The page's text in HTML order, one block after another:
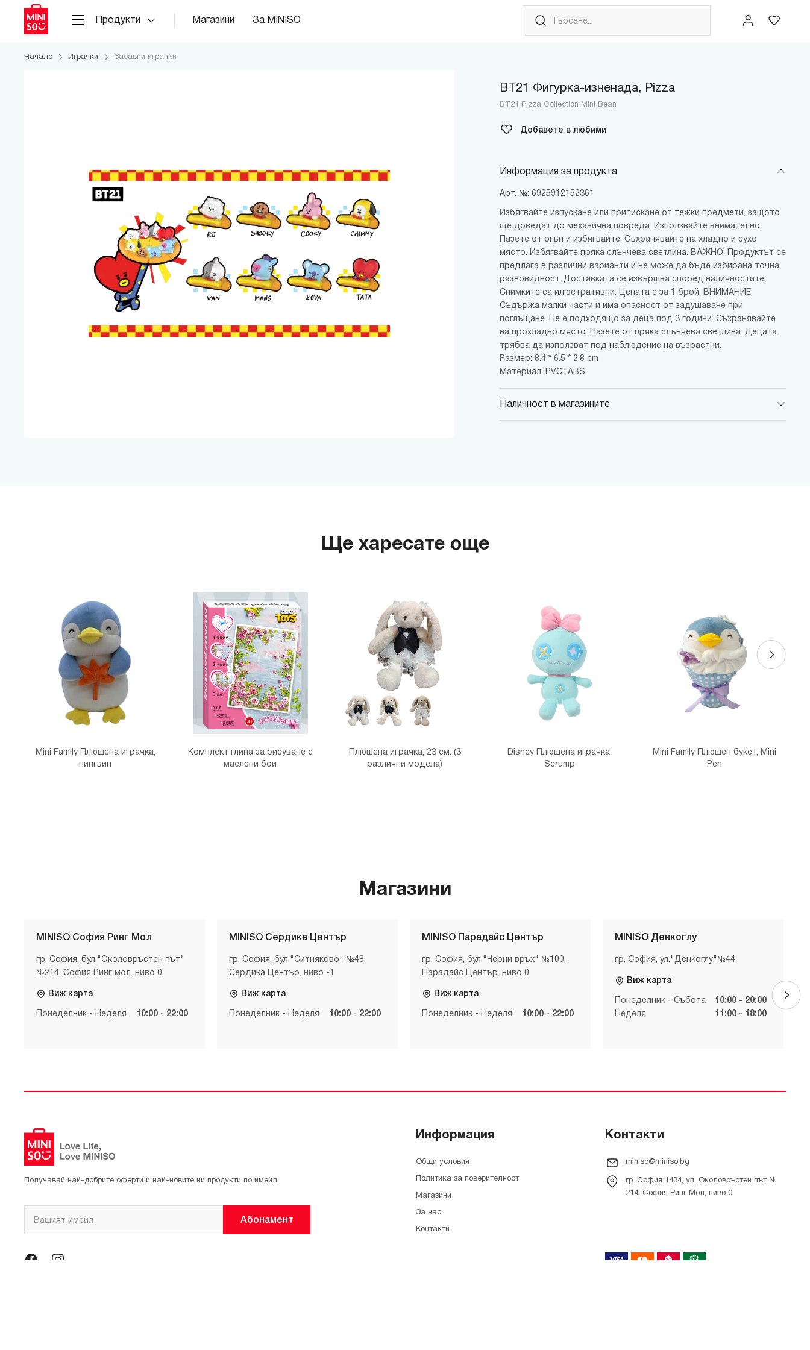
Продукти Магазини За MINISO
Начало Играчки Забавни играчки
BT21 Фигурка-изненада, Pizza
BT21 Pizza Collection Mini Bean
Добавете в любими
Информация за продукта
Арт. №: 6925912152361
Избягвайте изпускане или притискане от тежки предмети, защото
ще доведат до механична повреда. Използвайте внимателно.
Пазете от огън и избягвайте. Съхранявайте на хладно и сухо
място. Избягвайте пряка слънчева светлина. ВАЖНО! Продуктът се
предлага в различни варианти и не може да бъде избирана точна
разновидност. Доставката се извършва според наличностите.
Снимките са илюстративни. Цената е за 1 брой. ВНИМАНИЕ:
Съдържа малки части и има опасност от задушаване при
поглъщане. Не е подходящо за деца под 3 години. Съхранявайте
на прохладно място. Пазете от пряка слънчева светлина. Децата
трябва да използват под наблюдение на възрастни.
Размер: 8.4 * 6.5 * 2.8 cm
Материал: PVC+ABS
Наличност в магазините
Ще харесате още
Mini Family Плюшена играчка,
пингвин
Комплект глина за рисуване с
маслени бои
Плюшена играчка, 23 см. (3
различни модела)
Disney Плюшена играчка,
Scrump
Mini Family Плюшен букет, Mini
Pen
Магазини
MINISO София Ринг Мол
гр. София, бул."Околовръстен път"
№214, София Ринг мол, ниво 0
Виж карта
Понеделник - Неделя 10:00 - 22:00
MINISO Сердика Център
гр. София, бул."Ситняково" №48,
Сердика Център, ниво -1
Виж карта
Понеделник - Неделя 10:00 - 22:00
MINISO Парадайс Център
гр. София, бул."Черни връх" №100,
Парадайс Център, ниво 0
Виж карта
Понеделник - Неделя 10:00 - 22:00
MINISO Денкоглу
гр. София, ул."Денкоглу"№44
Виж карта
Понеделник - Събота
10:00 - 20:00
Неделя
11:00 - 18:00
Получавай най-добрите оферти и най-новите ни продукти по имейл
Абонамент
Информация
Общи условия
Политика за поверителност
Магазини
За нас
Контакти
Контакти
miniso@miniso.bg
гр. София 1434, ул. Околовръстен път №
214, София Ринг Мол, ниво 0